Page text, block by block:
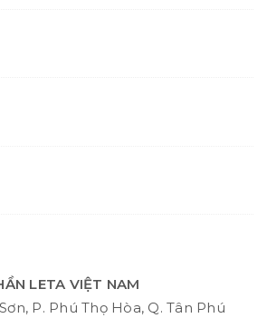
LETA VIỆT NAM
P. Phú Thọ Hòa, Q. Tân Phú